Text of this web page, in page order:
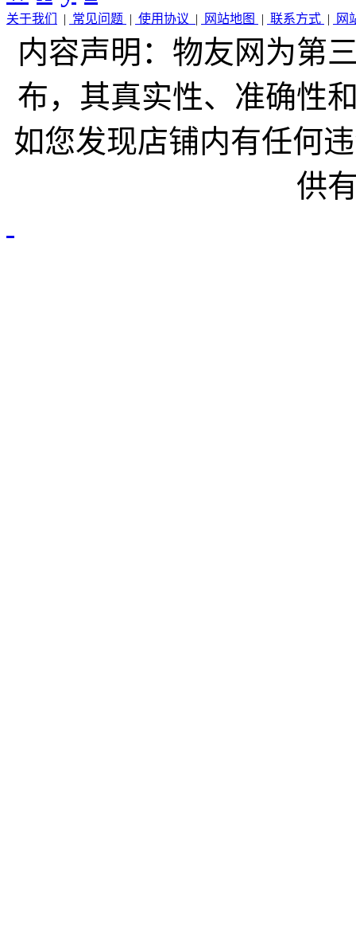
关于我们 | 常见问题 | 使用协议 | 网站地图 | 联系方式 | 网
内容声明：物友网为第
布，其真实性、准确性
如您发现店铺内有任何
供